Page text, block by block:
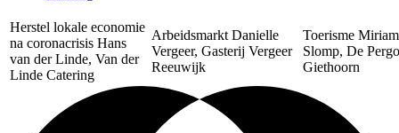
Herstel lokale economie
na coronacrisis Hans
van der Linde, Van der
Linde Catering
Arbeidsmarkt Danielle
Vergeer, Gasterij Vergeer
Reeuwijk
Toerisme Miriam
Slomp, De
Giethoorn